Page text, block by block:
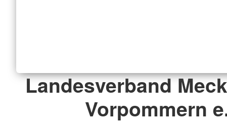
Landesverband
Vorpommern